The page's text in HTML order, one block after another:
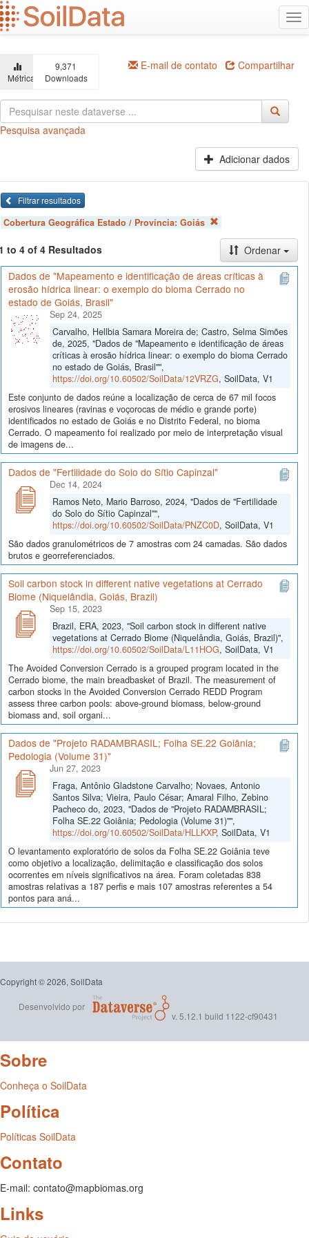
Ir
para
o
principal
Métricas
9,371
Downloads
E-mail de contato Compartilhar
Pesquisa avançada
Adicionar dados
Filtrar resultados
Cobertura Geográfica Estado / Província: Goiás
to 4 of 4 Resultados
Ordenar
Dados de "Mapeamento e identificação de áreas críticas à
erosão hídrica linear: o exemplo do bioma Cerrado no
estado de Goiás, Brasil"
Sep 24, 2025
Carvalho, Hellbia Samara Moreira de; Castro, Selma Simões
de, 2025, "Dados de "Mapeamento e identificação de áreas
críticas à erosão hídrica linear: o exemplo do bioma Cerrado
no estado de Goiás, Brasil"",
https://doi.org/10.60502/SoilData/12VRZG, SoilData, V1
Este conjunto de dados reúne a localização de cerca de 67 mil focos
erosivos lineares (ravinas e voçorocas de médio e grande porte)
identificados no estado de Goiás e no Distrito Federal, no bioma
Cerrado. O mapeamento foi realizado por meio de interpretação visual
de imagens de...
Dados de "Fertilidade do Solo do Sítio Capinzal"
Dec 14, 2024
Ramos Neto, Mario Barroso, 2024, "Dados de "Fertilidade
do Solo do Sítio Capinzal"",
https://doi.org/10.60502/SoilData/PNZC0D, SoilData, V1
São dados granulométricos de 7 amostras com 24 camadas. São dados
brutos e georreferenciados.
Soil carbon stock in different native vegetations at Cerrado
Biome (Niquelândia, Goiás, Brazil)
Sep 15, 2023
Brazil, ERA, 2023, "Soil carbon stock in different native
vegetations at Cerrado Biome (Niquelândia, Goiás, Brazil)",
https://doi.org/10.60502/SoilData/L11HOG, SoilData, V1
The Avoided Conversion Cerrado is a grouped program located in the
Cerrado biome, the main breadbasket of Brazil. The measurement of
carbon stocks in the Avoided Conversion Cerrado REDD Program
assess three carbon pools: above-ground biomass, below-ground
biomass and, soil organi...
Dados de "Projeto RADAMBRASIL; Folha SE.22 Goiânia;
Pedologia (Volume 31)"
Jun 27, 2023
Fraga, Antônio Gladstone Carvalho; Novaes, Antonio
Santos Silva; Vieira, Paulo César; Amaral Filho, Zebino
Pacheco do, 2023, "Dados de "Projeto RADAMBRASIL;
Folha SE.22 Goiânia; Pedologia (Volume 31)"",
https://doi.org/10.60502/SoilData/HLLKXP, SoilData, V1
O levantamento exploratório de solos da Folha SE.22 Goiânia teve
como objetivo a localização, delimitação e classificação dos solos
ocorrentes em níveis significativos na área. Foram coletadas 838
amostras relativas a 187 perfis e mais 107 amostras referentes a 54
pontos para aná...
Copyright © 2026, SoilData
Desenvolvido por
v. 5.12.1 build 1122-cf90431
Sobre
Conheça o SoilData
Política
Políticas SoilData
Contato
E-mail: contato@mapbiomas.org
Links